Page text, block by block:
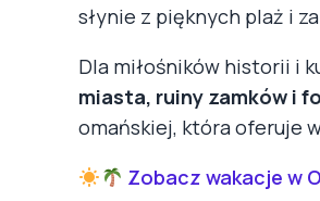
słynie z pięknych plaż i
Dla miłośników historii i
miasta, ruiny zamków i
omańskiej, która oferuje
Zobacz wakacje w